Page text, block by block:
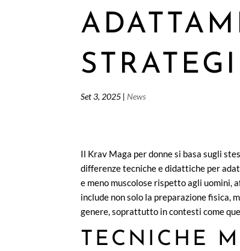
Set 3, 2025 | News
Il Krav Maga per donne si basa sugli
differenze tecniche e didattiche per
e meno muscolose rispetto agli uomini,
include non solo la preparazione fisica,
genere, soprattutto in contesti come
TECNICHE